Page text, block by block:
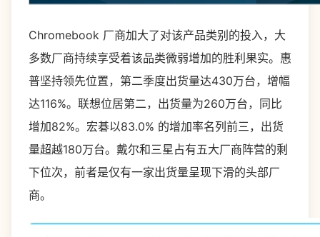
Chromebook 厂商加大了对该产品类别的投入，大
多数厂商持续享受着该品类微弱增加的胜利果实。惠
普坚持领先位置，第二季度出货量达430万台，增幅
达116%。联想位居第二，出货量为260万台，同比
增加82%。宏碁以83.0% 的增加率名列前三，出货
量超越180万台。戴尔和三星占有五大厂商阵营的剩
下位次，前者是仅有一家出货量呈现下滑的头部厂
商。